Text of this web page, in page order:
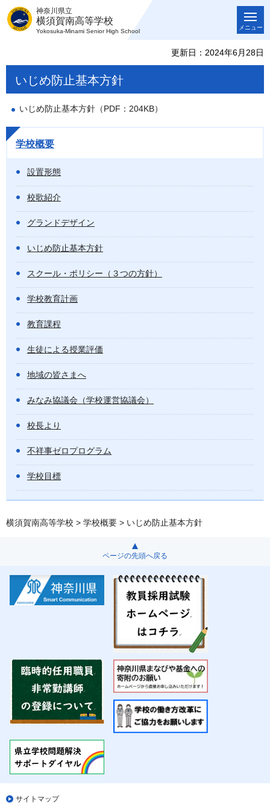
神奈川県立
横須賀南高等学校
Yokosuka-Minami Senior High School
メニュー
更新日：2024年6月28日
いじめ防止基本方針
いじめ防止基本方針（PDF：204KB）
学校概要
設置形態
校歌紹介
グランドデザイン
いじめ防止基本方針
スクール・ポリシー（３つの方針）
学校教育計画
教育課程
生徒による授業評価
地域の皆さまへ
みなみ協議会（学校運営協議会）
校長より
不祥事ゼロプログラム
学校目標
横須賀南高等学校 > 学校概要 > いじめ防止基本方針
ページの先頭へ戻る
サイトマップ